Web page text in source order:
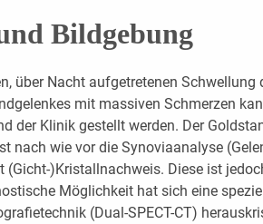
Bildgebung
über Nacht aufgetretenen Schwellung
mit massiven Schmerzen
der Klinik gestellt werden. Der
nach wie vor die Synoviaanalyse
(Gicht-)Kristallnachweis. Diese ist
Möglichkeit hat sich eine
(Dual-SPECT-CT)